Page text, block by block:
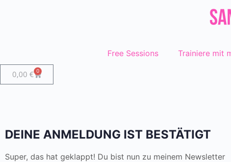
Free Sessions Trainiere mit
0,00 € 0
DEINE ANMELDUNG IST BESTÄTIGT
Super, das hat geklappt! Du bist nun zu meinem Newsletter